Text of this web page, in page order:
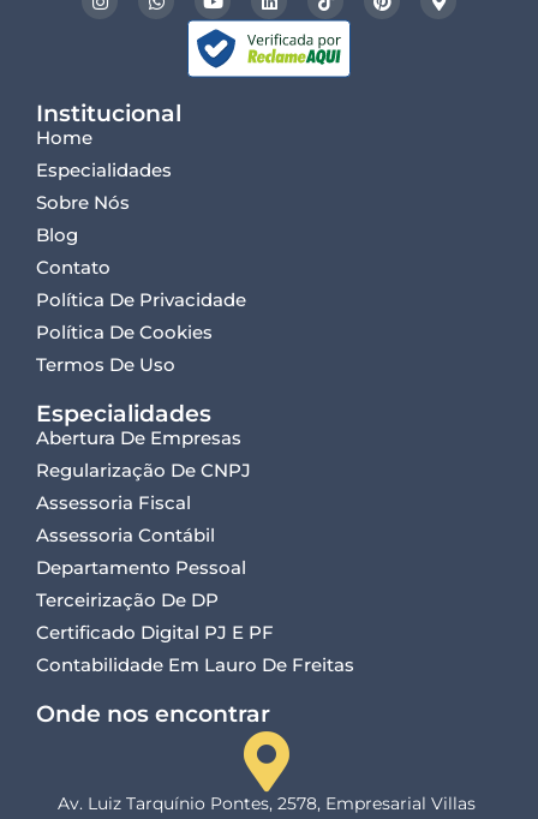
Institucional
Home
Especialidades
Sobre Nós
Blog
Contato
Política De Privacidade
Política De Cookies
Termos De Uso
Especialidades
Abertura De Empresas
Regularização De CNPJ
Assessoria Fiscal
Assessoria Contábil
Departamento Pessoal
Terceirização De DP
Certificado Digital PJ E PF
Contabilidade Em Lauro De Freitas
Onde nos encontrar
Av. Luiz Tarquínio Pontes, 2578, Empresarial Villas